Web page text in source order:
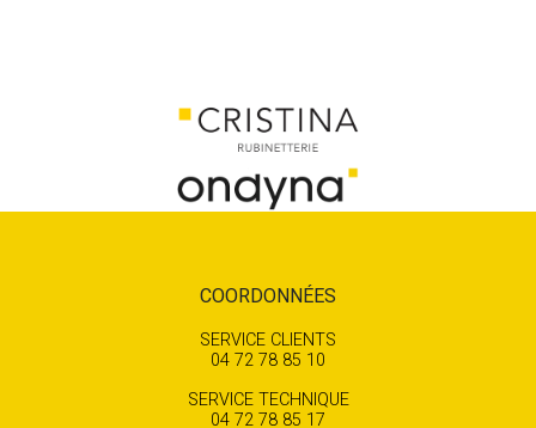
COORDONNÉES
SERVICE CLIENTS
04 72 78 85 10
SERVICE TECHNIQUE
04 72 78 85 17